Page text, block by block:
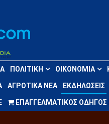
ΠΟΛΙΤΙΚΉ ΟΙΚΟΝΟΜΊΑ
ΑΓΡΟΤΙΚΆ ΝΈΑ ΕΚΔΗΛΏΣΕΙΣ
ΕΠΑΓΓΕΛΜΑΤΙΚΌΣ ΟΔΗΓΌΣ